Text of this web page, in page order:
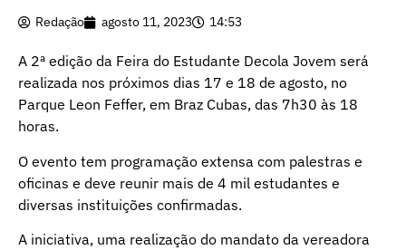
Redação agosto 11, 2023 14:53
A 2ª edição da Feira do Estudante Decola Jovem será
realizada nos próximos dias 17 e 18 de agosto, no
Parque Leon Feffer, em Braz Cubas, das 7h30 às 18
horas.
O evento tem programação extensa com palestras e
oficinas e deve reunir mais de 4 mil estudantes e
diversas instituições confirmadas.
A iniciativa, uma realização do mandato da vereadora